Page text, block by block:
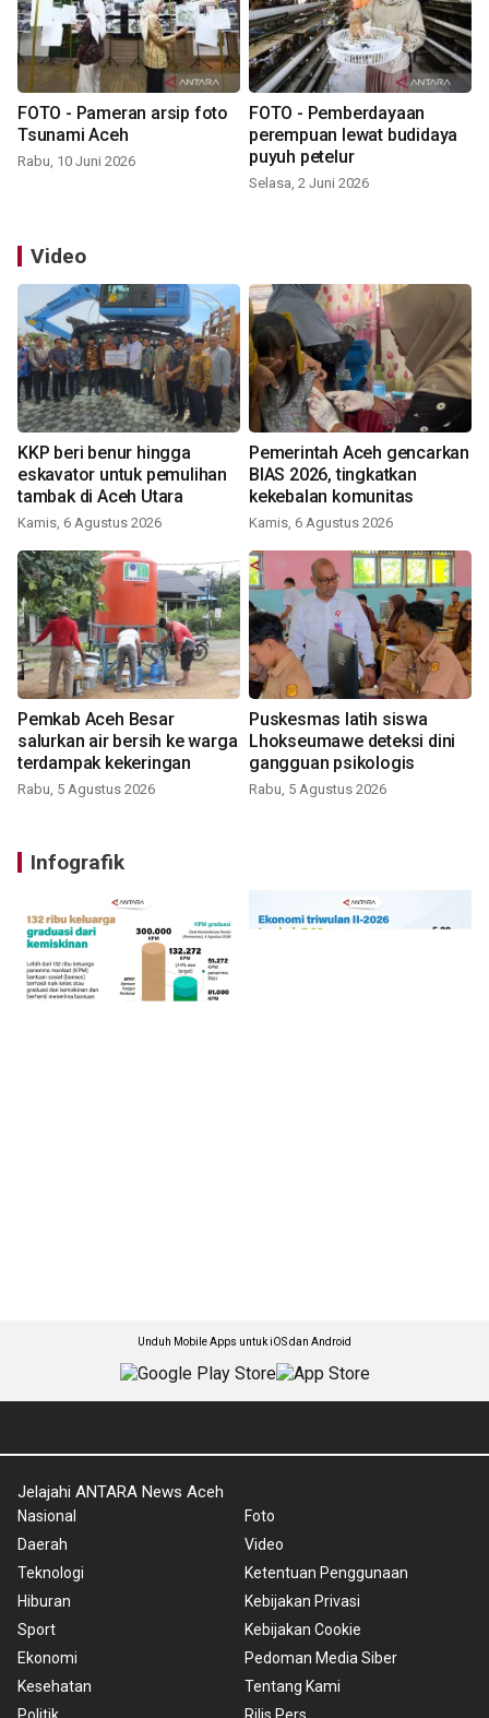
FOTO - Pameran arsip foto
Tsunami Aceh
Rabu, 10 Juni 2026
FOTO - Pemberdayaan
perempuan lewat budidaya
puyuh petelur
Selasa, 2 Juni 2026
Video
KKP beri benur hingga
eskavator untuk pemulihan
tambak di Aceh Utara
Kamis, 6 Agustus 2026
Pemerintah Aceh gencarkan
BIAS 2026, tingkatkan
kekebalan komunitas
Kamis, 6 Agustus 2026
Pemkab Aceh Besar
salurkan air bersih ke warga
terdampak kekeringan
Rabu, 5 Agustus 2026
Puskesmas latih siswa
Lhokseumawe deteksi dini
gangguan psikologis
Rabu, 5 Agustus 2026
Infografik
Unduh Mobile Apps untuk iOS dan Android
Jelajahi ANTARA News Aceh
Nasional
Daerah
Teknologi
Hiburan
Sport
Ekonomi
Kesehatan
Foto
Video
Ketentuan Penggunaan
Kebijakan Privasi
Kebijakan Cookie
Pedoman Media Siber
Tentang Kami